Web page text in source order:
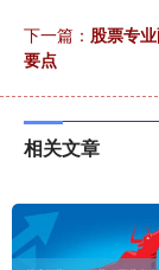
下一篇： 股票专
要点
相关文章